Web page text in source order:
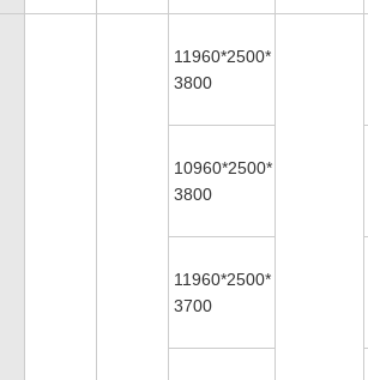
11960*2500*
3800
10960*2500*
3800
11960*2500*
3700